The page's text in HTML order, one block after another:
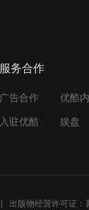
服务合作
广告合作 优酷
入驻优酷 娱盘
出版物经营许可证